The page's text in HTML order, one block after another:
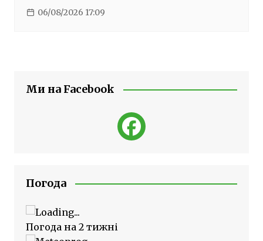
06/08/2026 17:09
Ми на Facebook
Погода
Погода на 2 тижні